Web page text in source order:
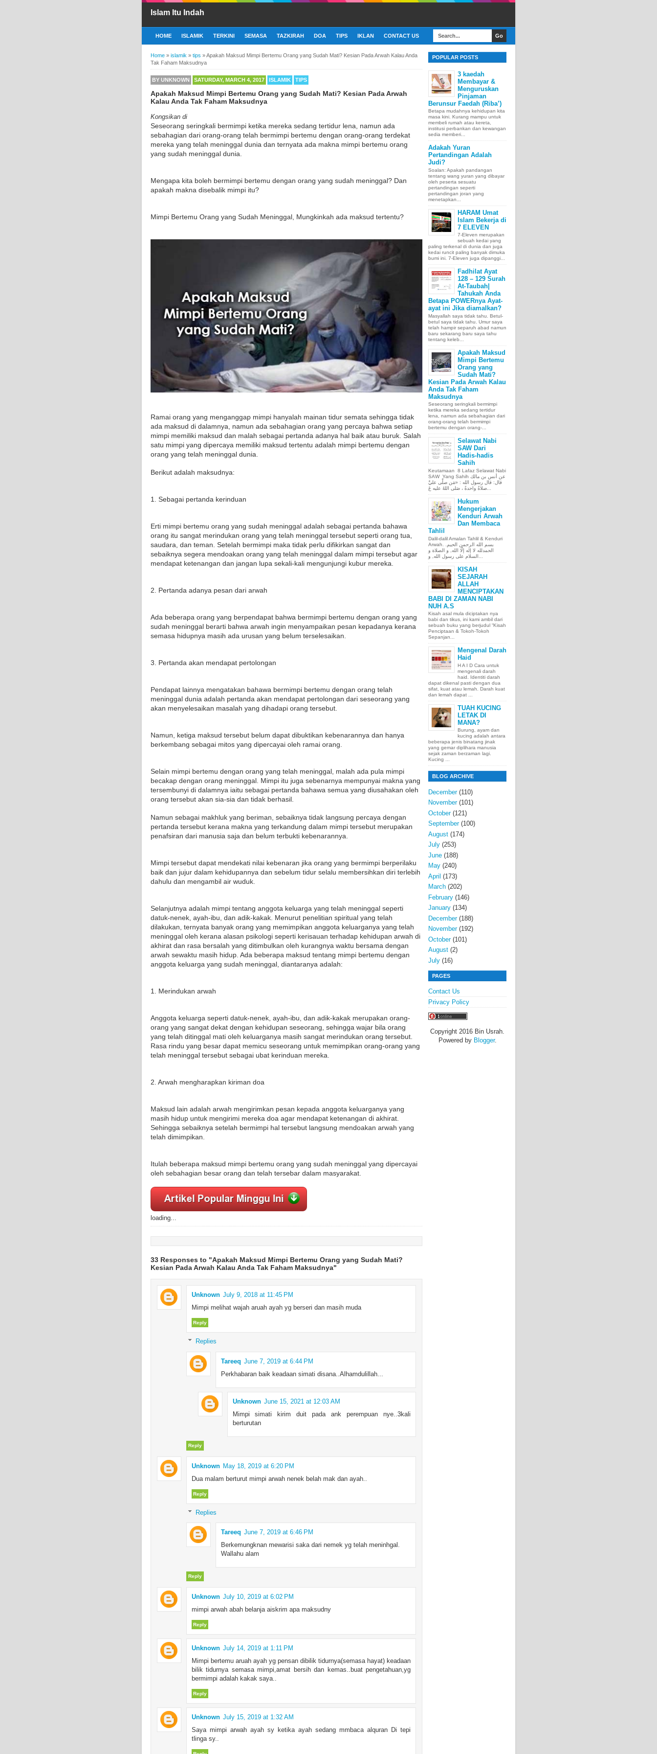
Islam Itu Indah
HOME ISLAMIK TERKINI SEMASA TAZKIRAH DOA TIPS IKLAN CONTACT US
Home » islamik » tips »Apakah Maksud Mimpi Bertemu Orang yang Sudah Mati? Kesian Pada Arwah Kalau Anda
Tak Faham Maksudnya
BY UNKNOWN SATURDAY, MARCH 4, 2017 ISLAMIK TIPS
Apakah Maksud Mimpi Bertemu Orang yang Sudah Mati? Kesian Pada Arwah
Kalau Anda Tak Faham Maksudnya
Kongsikan di
Seseorang seringkali bermimpi ketika mereka sedang tertidur lena, namun ada
sebahagian dari orang-orang telah bermimpi bertemu dengan orang-orang terdekat
mereka yang telah meninggal dunia dan ternyata ada makna mimpi bertemu orang
yang sudah meninggal dunia.
Mengapa kita boleh bermimpi bertemu dengan orang yang sudah meninggal? Dan
apakah makna disebalik mimpi itu?
Mimpi Bertemu Orang yang Sudah Meninggal, Mungkinkah ada maksud tertentu?
Ramai orang yang menganggap mimpi hanyalah mainan tidur semata sehingga tidak
ada maksud di dalamnya, namun ada sebahagian orang yang percaya bahwa setiap
mimpi memiliki maksud dan malah sebagai pertanda adanya hal baik atau buruk. Salah
satu mimpi yang dipercaya memiliki maksud tertentu adalah mimpi bertemu dengan
orang yang telah meninggal dunia.
Berikut adalah maksudnya:
1. Sebagai pertanda kerinduan
Erti mimpi bertemu orang yang sudah meninggal adalah sebagai pertanda bahawa
orang itu sangat merindukan orang yang telah meninggal tersebut seperti orang tua,
saudara, dan teman. Setelah bermimpi maka tidak perlu difikirkan sangat dan
sebaiknya segera mendoakan orang yang telah meninggal dalam mimpi tersebut agar
mendapat ketenangan dan jangan lupa sekali-kali mengunjungi kubur mereka.
2. Pertanda adanya pesan dari arwah
Ada beberapa orang yang berpendapat bahwa bermimpi bertemu dengan orang yang
sudah meninggal berarti bahwa arwah ingin menyampaikan pesan kepadanya kerana
semasa hidupnya masih ada urusan yang belum terselesaikan.
3. Pertanda akan mendapat pertolongan
Pendapat lainnya mengatakan bahawa bermimpi bertemu dengan orang telah
meninggal dunia adalah pertanda akan mendapat pertolongan dari seseorang yang
akan menyelesaikan masalah yang dihadapi orang tersebut.
Namun, ketiga maksud tersebut belum dapat dibuktikan kebenarannya dan hanya
berkembang sebagai mitos yang dipercayai oleh ramai orang.
Selain mimpi bertemu dengan orang yang telah meninggal, malah ada pula mimpi
becakap dengan orang meninggal. Mimpi itu juga sebenarnya mempunyai makna yang
tersembunyi di dalamnya iaitu sebagai pertanda bahawa semua yang diusahakan oleh
orang tersebut akan sia-sia dan tidak berhasil.
Namun sebagai makhluk yang beriman, sebaiknya tidak langsung percaya dengan
pertanda tersebut kerana makna yang terkandung dalam mimpi tersebut merupakan
penafsiran dari manusia saja dan belum terbukti kebenarannya.
Mimpi tersebut dapat mendekati nilai kebenaran jika orang yang bermimpi berperilaku
baik dan jujur dalam kehidupannya dan sebelum tidur selalu membersihkan diri terlebih
dahulu dan mengambil air wuduk.
Selanjutnya adalah mimpi tentang anggota keluarga yang telah meninggal seperti
datuk-nenek, ayah-ibu, dan adik-kakak. Menurut penelitian spiritual yang telah
dilakukan, ternyata banyak orang yang memimpikan anggota keluarganya yang telah
meninggal oleh kerana alasan psikologi seperti kerisauan terhadap kehidupan arwah di
akhirat dan rasa bersalah yang ditimbulkan oleh kurangnya waktu bersama dengan
arwah sewaktu masih hidup. Ada beberapa maksud tentang mimpi bertemu dengan
anggota keluarga yang sudah meninggal, diantaranya adalah:
1. Merindukan arwah
Anggota keluarga seperti datuk-nenek, ayah-ibu, dan adik-kakak merupakan orang-
orang yang sangat dekat dengan kehidupan seseorang, sehingga wajar bila orang
yang telah ditinggal mati oleh keluarganya masih sangat merindukan orang tersebut.
Rasa rindu yang besar dapat memicu seseorang untuk memimpikan orang-orang yang
telah meninggal tersebut sebagai ubat kerinduan mereka.
2. Arwah mengharapkan kiriman doa
Maksud lain adalah arwah mengirimkan pesan kepada anggota keluarganya yang
masih hidup untuk mengirimi mereka doa agar mendapat ketenangan di akhirat.
Sehingga sebaiknya setelah bermimpi hal tersebut langsung mendoakan arwah yang
telah dimimpikan.
Itulah beberapa maksud mimpi bertemu orang yang sudah meninggal yang dipercayai
oleh sebahagian besar orang dan telah tersebar dalam masyarakat.
loading...
33 Responses to "Apakah Maksud Mimpi Bertemu Orang yang Sudah Mati?
Kesian Pada Arwah Kalau Anda Tak Faham Maksudnya"
Unknown July 9, 2018 at 11:45 PM
Mimpi melihat wajah aruah ayah yg berseri dan masih muda
Reply
Replies
Tareeq June 7, 2019 at 6:44 PM
Perkhabaran baik keadaan simati disana..Alhamdulillah...
Unknown June 15, 2021 at 12:03 AM
Mimpi simati kirim duit pada ank perempuan nye..3kali
berturutan
Reply
Unknown May 18, 2019 at 6:20 PM
Dua malam berturut mimpi arwah nenek belah mak dan ayah..
Reply
Replies
Tareeq June 7, 2019 at 6:46 PM
Berkemungknan mewarisi saka dari nemek yg telah meninhgal.
Wallahu alam
Reply
Unknown July 10, 2019 at 6:02 PM
mimpi arwah abah belanja aiskrim apa maksudny
Reply
Unknown July 14, 2019 at 1:11 PM
Mimpi bertemu aruah ayah yg pensan dibilik tidurnya(semasa hayat) keadaan
bilik tidurnya semasa mimpi,amat bersih dan kemas..buat pengetahuan,yg
bermimpi adalah kakak saya..
Reply
Unknown July 15, 2019 at 1:32 AM
Saya mimpi arwah ayah sy ketika ayah sedang mmbaca alquran Di tepi
tlinga sy..
POPULAR POSTS
3 kaedah
Membayar &
Menguruskan
Pinjaman
Berunsur Faedah (Riba’)
Betapa mudahnya kehidupan kita
masa kini. Kurang mampu untuk
membeli rumah atau kereta,
institusi perbankan dan kewangan
sedia memberi...
Adakah Yuran
Pertandingan Adalah
Judi?
Soalan: Apakah pandangan
tentang wang yuran yang dibayar
oleh peserta sesuatu
pertandingan seperti
pertandingan joran yang
menetapkan...
HARAM Umat
Islam Bekerja di
7 ELEVEN
7-Eleven merupakan
sebuah kedai yang
paling terkenal di dunia dan juga
kedai runcit paling banyak dimuka
bumi ini. 7-Eleven juga dipanggi...
Fadhilat Ayat
128 – 129 Surah
At-Taubah|
Tahukah Anda
Betapa POWERnya Ayat-
ayat ini Jika diamalkan?
Masyallah saya tidak tahu. Betul-
betul saya tidak tahu. Umur saya
telah hampir separuh abad namun
baru sekarang baru saya tahu
tentang keleb...
Apakah Maksud
Mimpi Bertemu
Orang yang
Sudah Mati?
Kesian Pada Arwah Kalau
Anda Tak Faham
Maksudnya
Seseorang seringkali bermimpi
ketika mereka sedang tertidur
lena, namun ada sebahagian dari
orang-orang telah bermimpi
bertemu dengan orang-...
Selawat Nabi
SAW Dari
Hadis-hadis
Sahih
Keutamaan 8 Lafaz Selawat Nabi
SAW Yang Sahih عن أنس بن مالك
قال: قال رسول الله : «مَن صلَّى عليَّ
Hukum
Mengerjakan
Kenduri Arwah
Dan Membaca
Tahlil
Dalil-dalil Amalan Tahlil & Kenduri
Arwah. بسم الله الرحمن الحيم.
الحمدلله لا إله إلّا الله, و الصلاة و
KISAH
SEJARAH
ALLAH
MENCIPTAKAN
BABI DI ZAMAN NABI
NUH A.S
Kisah asal mula diciptakan nya
babi dan tikus, ini kami ambil dari
sebuah buku yang berjudul “Kisah
Penciptaan & Tokoh-Tokoh
Sepanjan...
Mengenal Darah
Haid
H A I D Cara untuk
mengenali darah
haid. Identiti darah
dapat dikenal pasti dengan dua
sifat, kuat atau lemah. Darah kuat
dan lemah dapat ...
TUAH KUCING
LETAK DI
MANA?
Burung, ayam dan
kucing adalah antara
beberapa jenis binatang jinak
yang gemar diplihara manusia
sejak zaman berzaman lagi.
Kucing ...
BLOG ARCHIVE
December(110)
November(101)
October(121)
September(100)
August (174)
July (253)
June (188)
May (240)
April (173)
March (202)
February (146)
January (134)
December(188)
November(192)
October(101)
August (2)
July (16)
PAGES
Contact Us
Privacy Policy
Copyright 2016 Bin Usrah.
Powered by Blogger.